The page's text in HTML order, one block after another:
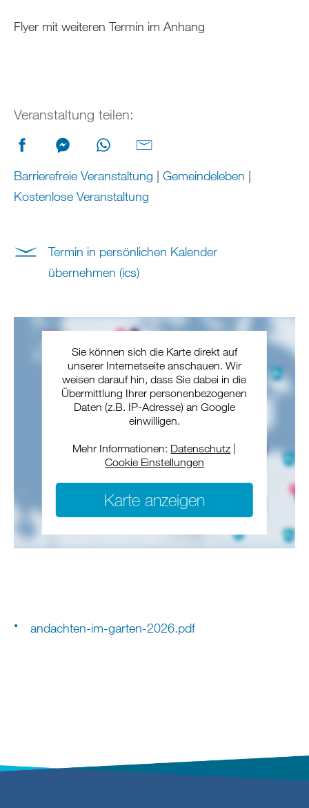
Flyer mit weiteren Termin im Anhang
Veranstaltung teilen:
Barrierefreie Veranstaltung | Gemeindeleben |
Kostenlose Veranstaltung
Termin in persönlichen Kalender
übernehmen (ics)
Sie können sich die Karte direkt auf
unserer Internetseite anschauen. Wir
weisen darauf hin, dass Sie dabei in die
Übermittlung Ihrer personenbezogenen
Daten (z.B. IP-Adresse) an Google
einwilligen.
Mehr Informationen: Datenschutz
Cookie Einstellungen
Karte anzeigen
andachten-im-garten-2026.pdf